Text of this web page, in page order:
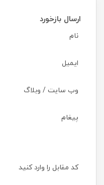
ارسال بازخورد
نام
ایمیل
وب سایت / وبلاگ
پیغام
کد مقابل را وارد کنید